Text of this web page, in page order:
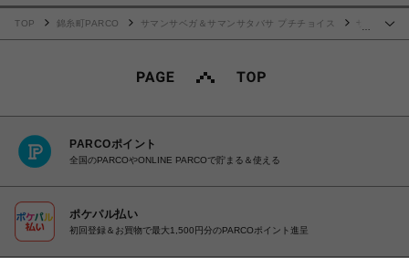
TOP 錦糸町PARCO サマンサベガ＆サマンサタバサ プチチョイス
サ
PARCOポイント
全国のPARCOやONLINE PARCOで貯まる＆使える
ポケパル払い
初回登録＆お買物で最大1,500円分のPARCOポイント進呈